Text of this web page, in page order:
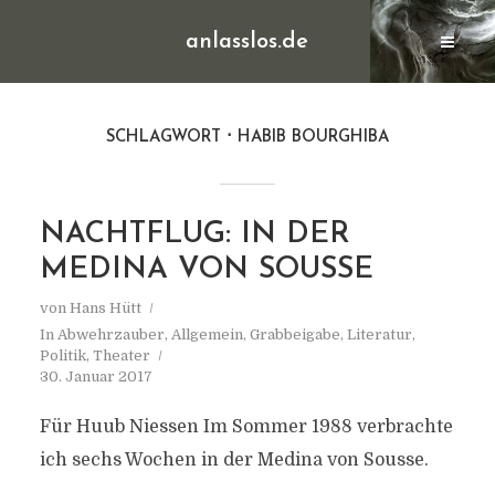
anlasslos.de
SCHLAGWORT HABIB BOURGHIBA
NACHTFLUG: IN DER
MEDINA VON SOUSSE
von Hans Hütt
In Abwehrzauber, Allgemein, Grabbeigabe, Literatur,
Politik, Theater
30. Januar 2017
Für Huub Niessen Im Sommer 1988 verbrachte
ich sechs Wochen in der Medina von Sousse.